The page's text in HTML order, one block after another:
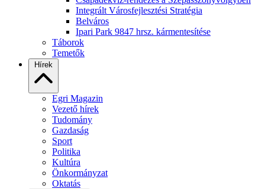
Integrált Városfejlesztési Stratégia
Belváros
Ipari Park 9847 hrsz. kármentesítése
Táborok
Temetők
Hírek
Egri Magazin
Vezető hírek
Tudomány
Gazdaság
Sport
Politika
Kultúra
Önkormányzat
Oktatás